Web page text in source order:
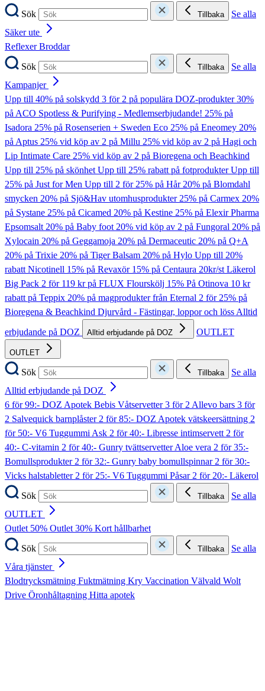
Sök
Tillbaka
Se alla
Säker ute
ReflexerBroddar
Sök
Tillbaka
Se alla
Kampanjer
Upp till 40% på solskydd 3 för 2 på populära DOZ-produkter30%
på ACO Spotless & Purifying - Medlemserbjudande! 25% på
Isadora 25% på Rosenserien + Sweden Eco 25% på Eneomey 20%
på Aptus 25% vid köp av 2 på Millu 25% vid köp av 2 på Hagi och
Lip Intimate Care 25% vid köp av 2 på Bioregena och Beachkind
Upp till 25% på skönhetUpp till 25% rabatt på fotprodukterUpp till
25% på Just for Men Upp till 2 för 25% på Hår20% på Blomdahl
smycken 20% på Sjö&Hav utomhusprodukter25% på Carmex 20%
på Systane 25% på Cicamed 20% på Kestine 25% på Elexir Pharma
Epsomsalt20% på Baby foot20% vid köp av 2 på Fungoral 20% på
Xylocain 20% på Geggamoja 20% på Dermaceutic 20% på Q+A
20% på Trixie 20% på Tiger Balsam 20% på Hylo Upp till 20%
rabatt Nicotinell 15% på Revaxör 15% på Centaura 20kr/st Läkerol
Big Pack 2 för 119 kr på FLUX Flourskölj 15% På Otinova 10 kr
rabatt på Teppix 20% på magprodukter från Eternal 2 för 25% på
Bioregena & Beachkind Djurvård - Fästingar, loppor och lössAlltid
erbjudande på DOZ
Alltid erbjudande på DOZ OUTLET
OUTLET
Sök Tillbaka
Se alla
Alltid erbjudande på DOZ
6 för 99:- DOZ Apotek Bebis Våtservetter3 för 2 Allevo bars 3 för
2 Salvequick barnplåster2 för 85:- DOZ Apotek vätskeersättning 2
för 50:- V6 Tuggummi Ask 2 för 40:- Libresse intimservett2 för
40:- C-vitamin 2 för 40:- Gunry tvättservetter Aloe vera 2 för 35:-
Bomullsprodukter2 för 32:- Gunry baby bomullspinnar2 för 30:-
Vicks halstabletter2 för 25:- V6 Tuggummi Påsar2 för 20:- Läkerol
Sök
Tillbaka
Se alla
OUTLET
Outlet 50% Outlet 30% Kort hållbarhet
Sök
Tillbaka
Se alla
Våra tjänster
Blodtrycksmätning Fuktmätning Kry Vaccination Välvald Wolt
Drive Öronhåltagning Hitta apotek